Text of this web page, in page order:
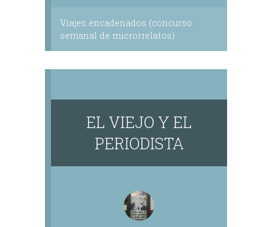
Viajes encadenados (concurso
semanal de microrrelatos)
EL VIEJO Y EL
PERIODISTA